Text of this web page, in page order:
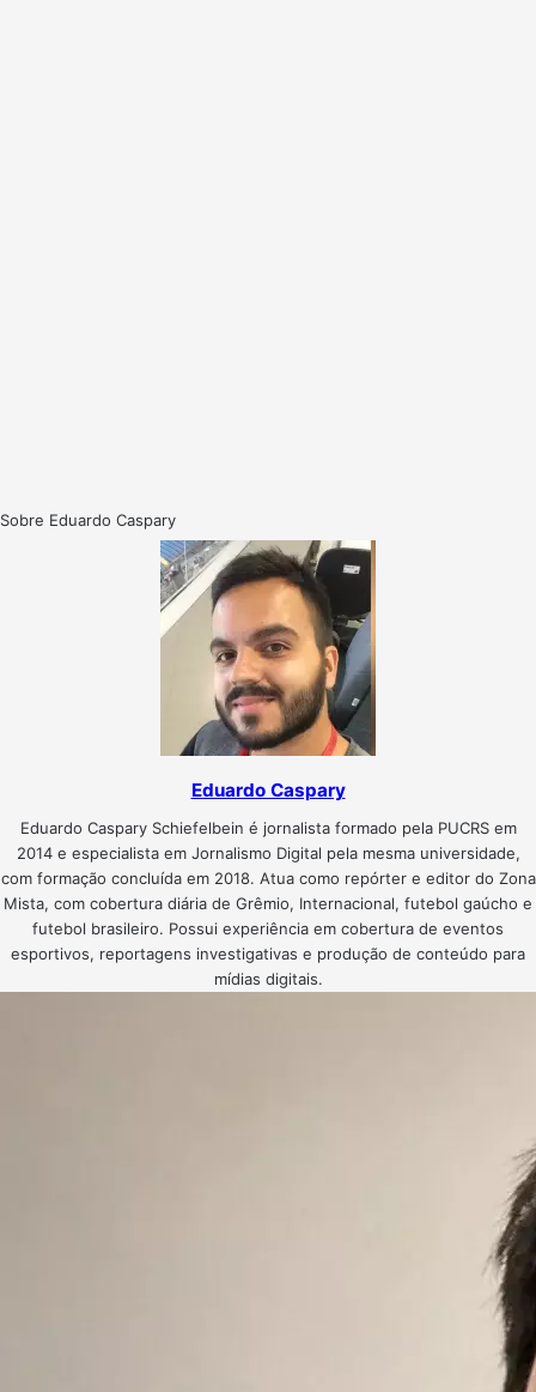
Sobre Eduardo Caspary
Eduardo Caspary
Eduardo Caspary Schiefelbein é jornalista formado pela PUCRS em
2014 e especialista em Jornalismo Digital pela mesma universidade,
com formação concluída em 2018. Atua como repórter e editor do Zona
Mista, com cobertura diária de Grêmio, Internacional, futebol gaúcho e
futebol brasileiro. Possui experiência em cobertura de eventos
esportivos, reportagens investigativas e produção de conteúdo para
mídias digitais.